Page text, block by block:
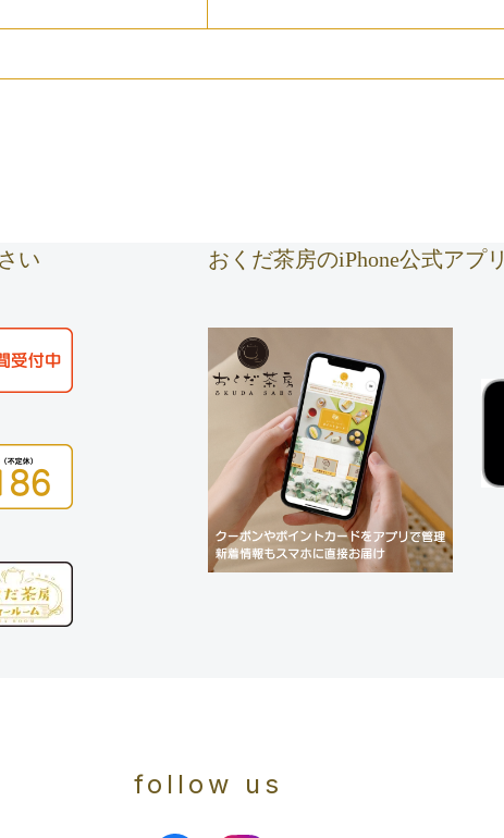
い おくだ茶房のiPhone公式アプリ
follow us